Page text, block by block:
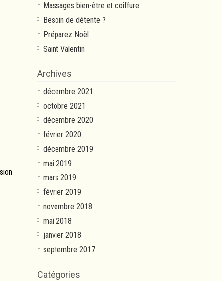
Massages bien-être et coiffure
Besoin de détente ?
Préparez Noël
Saint Valentin
Archives
décembre 2021
octobre 2021
décembre 2020
février 2020
décembre 2019
mai 2019
mars 2019
février 2019
novembre 2018
mai 2018
janvier 2018
septembre 2017
Catégories